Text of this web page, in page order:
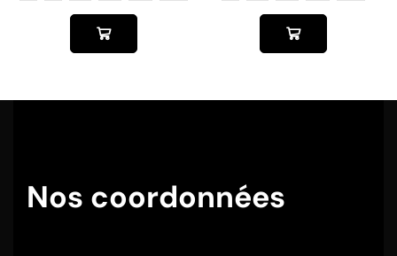
Nos coordonnées